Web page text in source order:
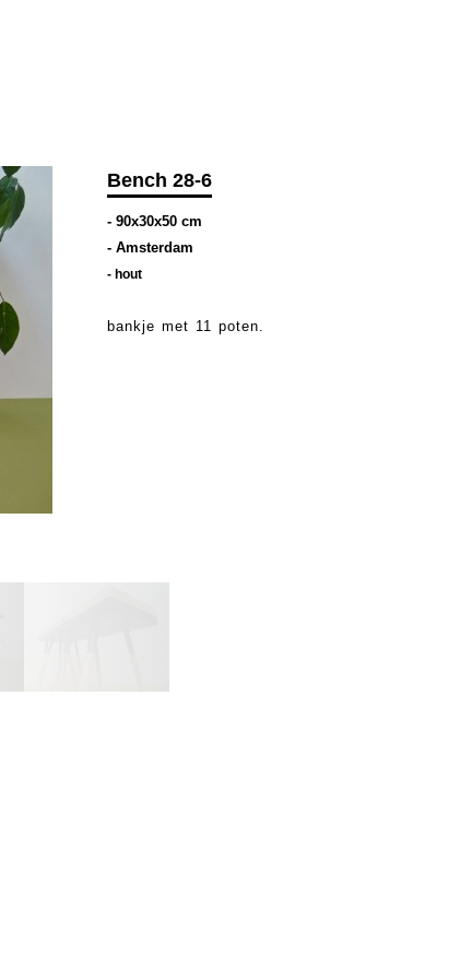
Bench 28-6
- 90x30x50 cm
- Amsterdam
- hout
bankje met 11 poten.